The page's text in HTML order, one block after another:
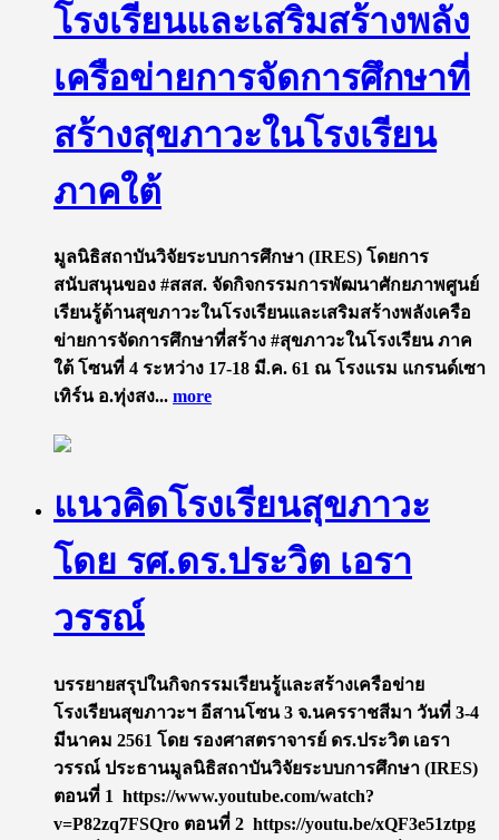
โรงเรียนและเสริมสร้างพลัง
เครือข่ายการจัดการศึกษาที่
สร้างสุขภาวะในโรงเรียน
ภาคใต้
มูลนิธิสถาบันวิจัยระบบการศึกษา​ (IRES)​ โดยการ
สนับสนุน​ของ​ #สสส.​ จัดกิจกรรมการพัฒนาศักยภาพศูนย์
เรียนรู้ด้านสุขภาวะในโรงเรียนและเสริมสร้างพลังเครือ
ข่ายการจัดการศึกษาที่สร้าง #สุขภาวะในโรงเรียน ภาค
ใต้ โซนที่ 4​ ระหว่าง​ 17-18 มี.ค. 61 ณ​ โรงแรม แกรนด์เซา
เทิร์น อ.ทุ่งสง... more
แนวคิดโรงเรียนสุขภาวะ
โดย รศ.ดร.ประวิต เอรา
วรรณ์
บรรยายสรุปในกิจกรรมเรียนรู้และสร้างเครือข่าย
โรงเรียนสุขภาวะฯ อีสานโซน 3 จ.นครราชสีมา วันที่ 3-4
มีนาคม 2561 โดย รองศาสตราจารย์ ดร.ประวิต เอรา
วรรณ์ ประธานมูลนิธิสถาบันวิจัยระบบการศึกษา (IRES)
ตอนที่ 1 https://www.youtube.com/watch?
v=P82zq7FSQro ตอนที่ 2 https://youtu.be/xQF3e51ztpg